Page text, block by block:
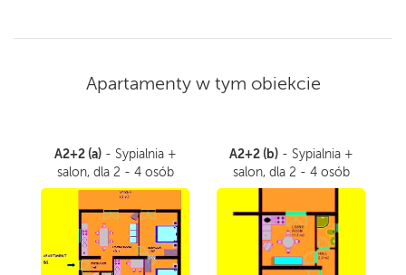
Apartamenty w tym obiekcie
A2+2 (a)- Sypialnia +
salon, dla 2 - 4 osób
A2+2 (b)- Sypialnia +
salon, dla 2 - 4 osób